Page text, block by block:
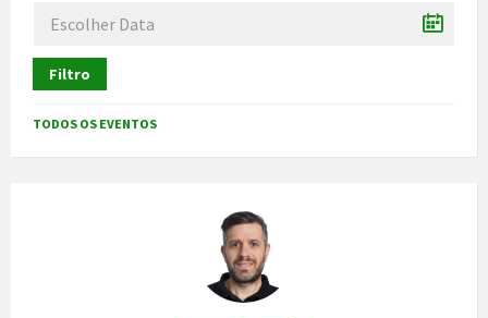
Filtro
TODOS OS EVENTOS